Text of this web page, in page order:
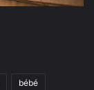
bébé